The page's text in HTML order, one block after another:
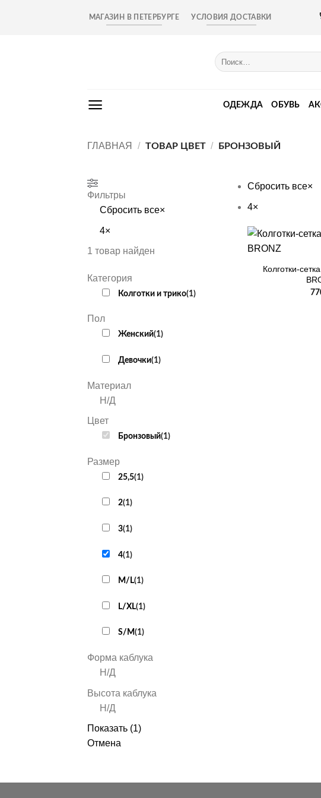
МАГАЗИН В ПЕТЕРБУРГЕ УСЛОВИЯ ДОСТАВКИ
Искать:
ОДЕЖДА ОБУВЬ
ГЛАВНАЯ / ТОВАР ЦВЕТ / БРОНЗОВЫЙ
Фильтры
Сбросить все×
4×
1 товар найден
Категория
Колготки и трико(1)
Пол
Женский(1)
Девочки(1)
Материал
Н/Д
Цвет
Бронзовый(1)
Размер
25,5(1)
2(1)
3(1)
4(1)
M/L(1)
L/XL(1)
S/M(1)
Форма каблука
Н/Д
Высота каблука
Н/Д
Показать (1)
Отмена
Сбросить все×
4×
+
Колготки-